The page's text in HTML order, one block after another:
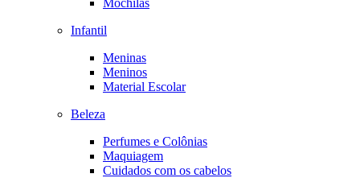
Infantil
Meninas
Meninos
Material Escolar
Beleza
Perfumes e Colônias
Maquiagem
Cuidados com os cabelos